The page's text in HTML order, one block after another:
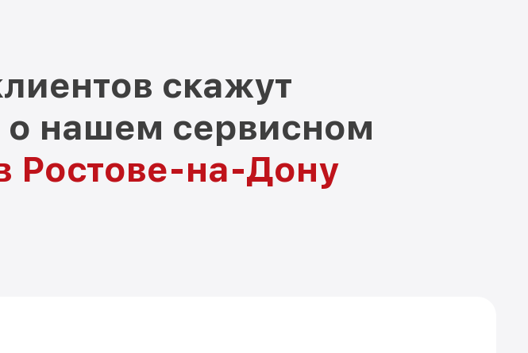
скажут
нашем сервисном
Ростове-на-Дону